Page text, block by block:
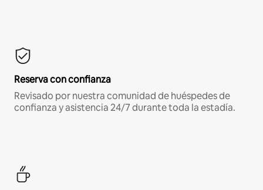
Reserva con confianza
Revisado por nuestra comunidad de huéspedes de
confianza y asistencia 24/7 durante toda la estadía.